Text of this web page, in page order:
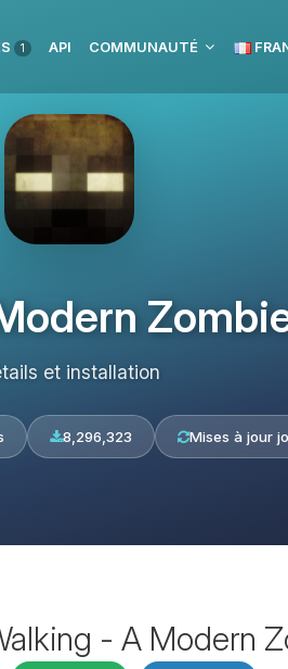
1 API COMMUNAUTÉ
et installation
8,296,323 Mises à jour
- A Modern